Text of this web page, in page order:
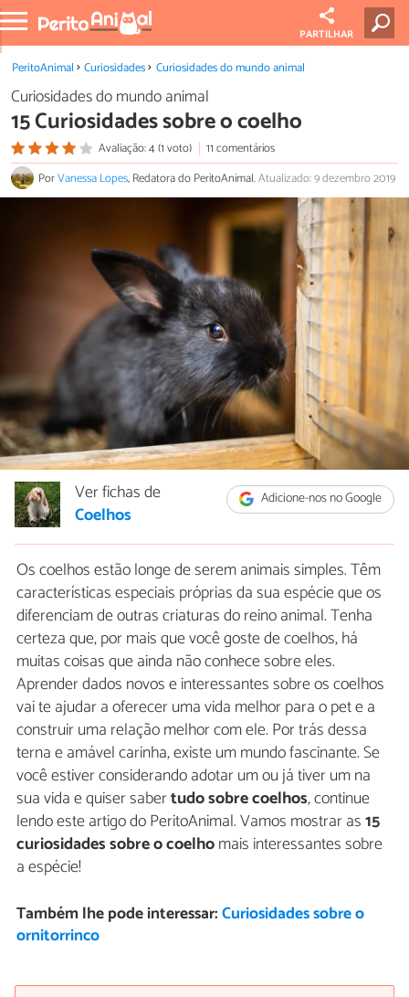
PARTILHAR
PeritoAnimal Curiosidades Curiosidades do mundo animal
Curiosidades do mundo animal
15 Curiosidades sobre o coelho
Avaliação: 4 (1 voto)
11 comentários
PorVanessa Lopes, Redatora do PeritoAnimal.Atualizado: 9 dezembro 2019
Adicione-nos no Google
Ver fichas de
Coelhos
Os coelhos estão longe de serem animais simples. Têm
características especiais próprias da sua espécie que os
diferenciam de outras criaturas do reino animal. Tenha
certeza que, por mais que você goste de coelhos, há
muitas coisas que ainda não conhece sobre eles.
Aprender dados novos e interessantes sobre os coelhos
vai te ajudar a oferecer uma vida melhor para o pet e a
construir uma relação melhor com ele. Por trás dessa
terna e amável carinha, existe um mundo fascinante. Se
você estiver considerando adotar um ou já tiver um na
sua vida e quiser sabertudo sobre coelhos, continue
lendo este artigo do PeritoAnimal. Vamos mostrar as15
curiosidades sobre o coelhomais interessantes sobre
a espécie!
Também lhe pode interessar:Curiosidades sobre o
ornitorrinco